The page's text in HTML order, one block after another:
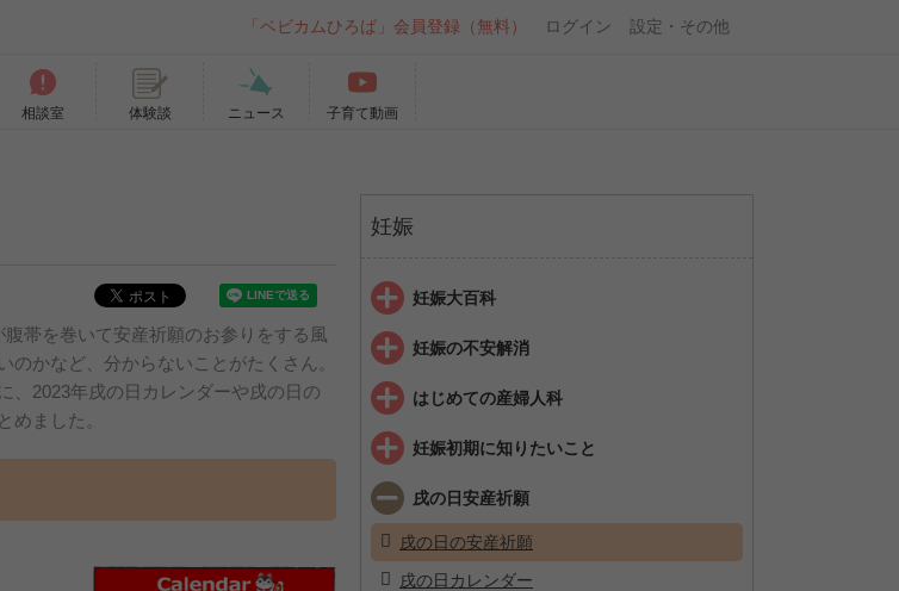
「ベビカムひろば」会員登録（無料） ログイン 設定・その他
相談室 体験談 ニュース 子育て動画
帯を巻いて安産祈願のお参りをする風
かなど、分からないことがたくさん。
、2023年戌の日カレンダーや戌の日の
めました。
妊娠
妊娠大百科
妊娠の不安解消
はじめての産婦人科
妊娠初期に知りたいこと
戌の日安産祈願
戌の日の安産祈願
戌の日カレンダー